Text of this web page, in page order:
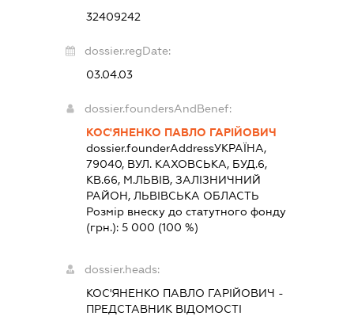
32409242
dossier.regDate:
03.04.03
dossier.foundersAndBenef:
КОС'ЯНЕНКО ПАВЛО ГАРІЙОВИЧ
dossier.founderAddressУКРАЇНА,
79040, ВУЛ. КАХОВСЬКА, БУД.6,
КВ.66, М.ЛЬВІВ, ЗАЛІЗНИЧНИЙ
РАЙОН, ЛЬВІВСЬКА ОБЛАСТЬ
Розмір внеску до статутного фонду
(грн.): 5 000 (100 %)
dossier.heads:
КОС'ЯНЕНКО ПАВЛО ГАРІЙОВИЧ -
ПРЕДСТАВНИК ВІДОМОСТІ